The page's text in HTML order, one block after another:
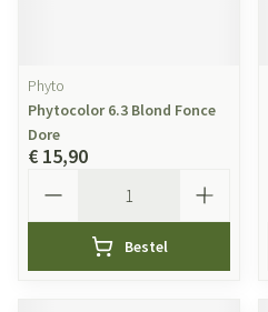
Phyto
Phytocolor 6.3 Blond Fonce
Dore
€ 15,90
Bestel